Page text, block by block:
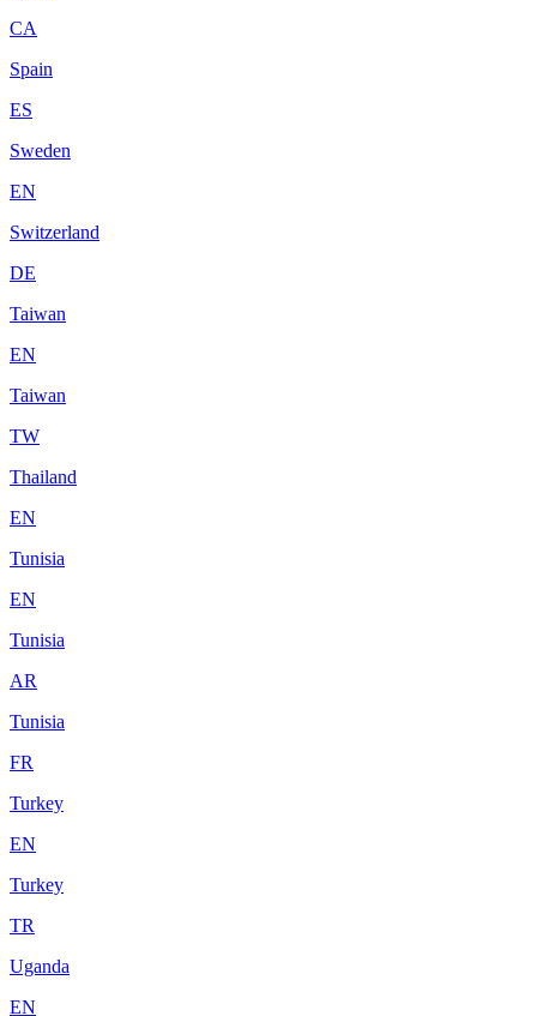
CA
Spain
ES
Sweden
EN
Switzerland
DE
Taiwan
EN
Taiwan
TW
Thailand
EN
Tunisia
EN
Tunisia
AR
Tunisia
FR
Turkey
EN
Turkey
TR
Uganda
EN